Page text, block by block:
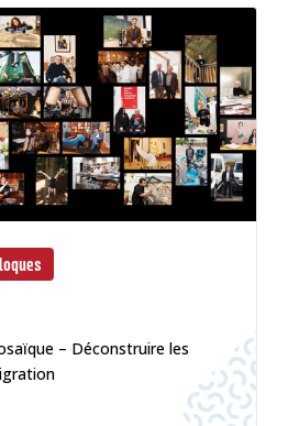
– Déconstruire les